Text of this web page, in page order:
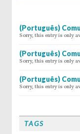
(Português)
Sorry, this entry is only
(Português)
Sorry, this entry is only
(Português)
Sorry, this entry is only
TAGS